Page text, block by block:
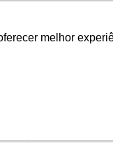
melhor
Início Sobre